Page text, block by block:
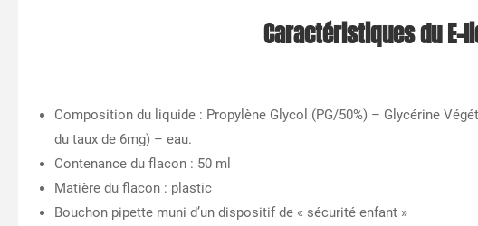
Caractéristiques du E-
Composition du liquide : Propylène Glycol (PG/50%) – Glycérine
du taux de 6mg) – eau.
Contenance du flacon : 50 ml
Matière du flacon : plastic
Bouchon pipette muni d’un dispositif de « sécurité enfant »